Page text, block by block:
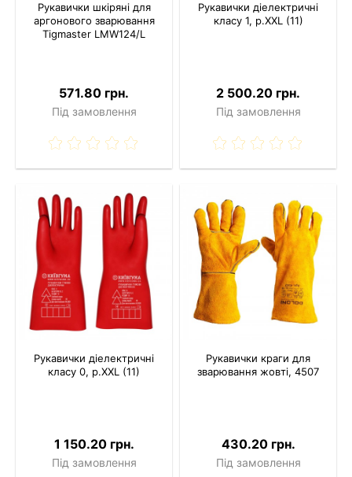
Рукавички шкіряні для
аргонового зварювання
Tigmaster LMW124/L
571.80 грн.
Під замовлення
Рукавички діелектричні
класу 1, р.XXL (11)
2 500.20 грн.
Під замовлення
Рукавички діелектричні
класу 0, р.XXL (11)
1 150.20 грн.
Під замовлення
Рукавички краги для
зварювання жовті, 4507
430.20 грн.
Під замовлення